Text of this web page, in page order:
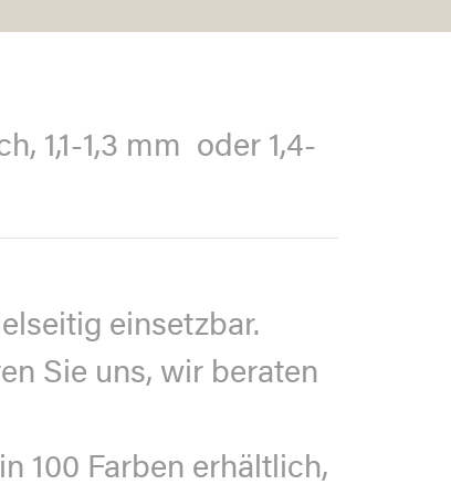
1,1-1,3 mm oder 1,4-
einsetzbar.
Sie uns, wir beraten
100 Farben erhältlich,